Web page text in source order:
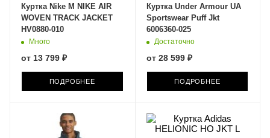
Куртка Nike M NIKE AIR
WOVEN TRACK JACKET
HV0880-010
Много
от 13 799 ₽
ПОДРОБНЕЕ
Куртка Under Armour UA
Sportswear Puff Jkt
6006360-025
Достаточно
от 28 599 ₽
ПОДРОБНЕЕ